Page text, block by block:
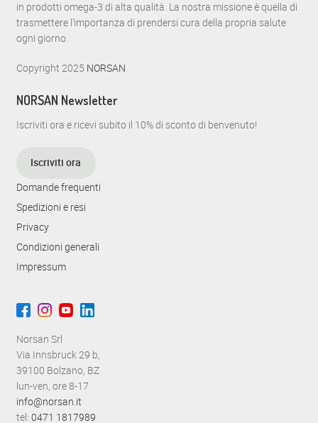
in prodotti omega-3 di alta qualità. La nostra missione è quella di
trasmettere l’importanza di prendersi cura della propria salute
ogni giorno.
Copyright 2025 NORSAN
NORSAN Newsletter
Iscriviti ora e ricevi subito il 10% di sconto di benvenuto!
Iscriviti ora
Domande frequenti
Spedizioni e resi
Privacy
Condizioni generali
Impressum
Norsan Srl
Via Innsbruck 29 b,
39100 Bolzano, BZ
lun-ven, ore 8-17
info@norsan.it
tel: 0471 1817989